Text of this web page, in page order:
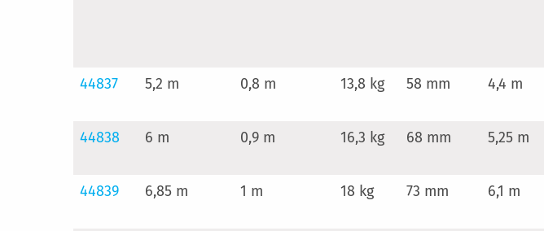
44837 5,2 m 0,8 m 13,8 kg 58 mm 4,4 m
44838
6 m 0,9 m 16,3 kg 68 mm 5,25 m
44839
6,85 m 1 m 18 kg 73 mm 6,1 m